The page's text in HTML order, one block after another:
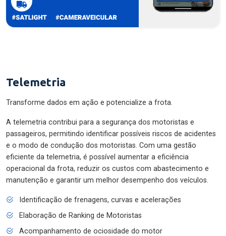
Telemetria
Transforme dados em ação e potencialize a frota.
A telemetria contribui para a segurança dos motoristas e
passageiros, permitindo identificar possíveis riscos de acidentes
e o modo de condução dos motoristas. Com uma gestão
eficiente da telemetria, é possível aumentar a eficiência
operacional da frota, reduzir os custos com abastecimento e
manutenção e garantir um melhor desempenho dos veículos.
Identificação de frenagens, curvas e acelerações
Elaboração de Ranking de Motoristas
Acompanhamento de ociosidade do motor